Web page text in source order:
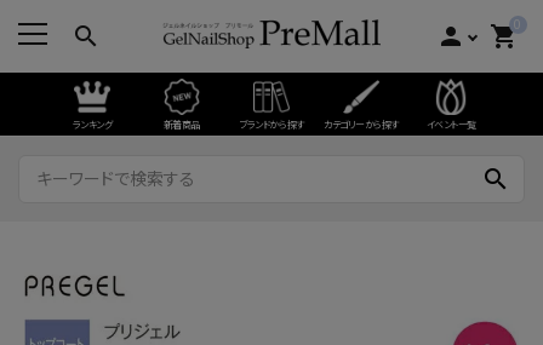
search person 0
shopping_cart
ランキング 新着商品 ブランドから探す カテゴリーから探す イベント一覧
search